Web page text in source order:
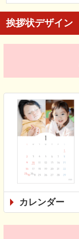
挨拶状デザイン
カレンダー